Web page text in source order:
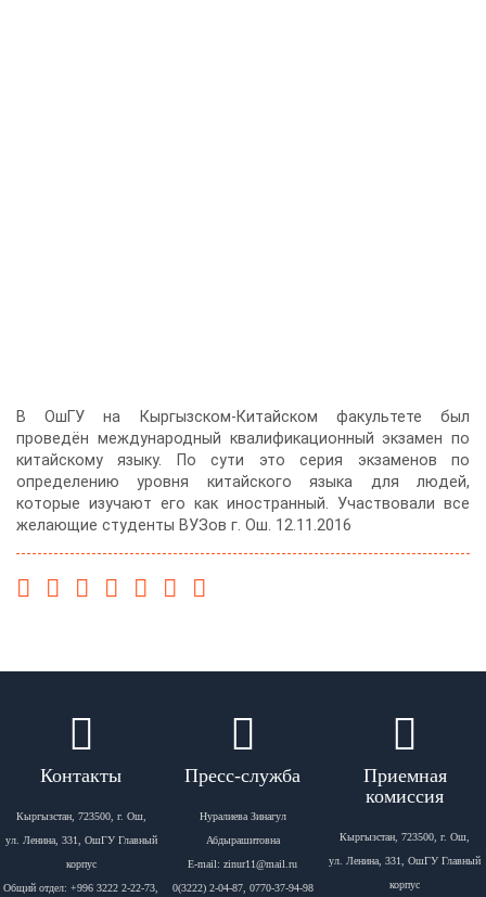
В ОшГУ на Кыргызском-Китайском факультете был
проведён международный квалификационный экзамен по
китайскому языку. По сути это серия экзаменов по
определению уровня китайского языка для людей,
которые изучают его как иностранный. Участвовали все
желающие студенты ВУЗов г. Ош. 12.11.2016
Контакты
Кыргызстан, 723500, г. Ош,
ул. Ленина, 331, ОшГУ Главный
корпус
Общий отдел: +996 3222 2-22-73,
Пресс-служба
Нуралиева Зинагул
Абдырашитовна
Е-mail: zinur11@mail.ru
0(3222) 2-04-87, 0770-37-94-98
Приемная
комиссия
Кыргызстан, 723500, г. Ош,
ул. Ленина, 331, ОшГУ Главный
корпус